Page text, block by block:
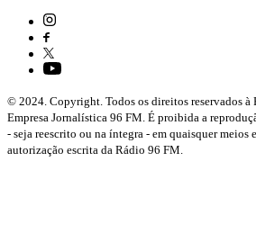
© 2024. Copyright. Todos os direitos reservados
Empresa Jornalística 96 FM. É proibida a
- seja reescrito ou na íntegra - em quaisquer meios
autorização escrita da Rádio 96 FM.